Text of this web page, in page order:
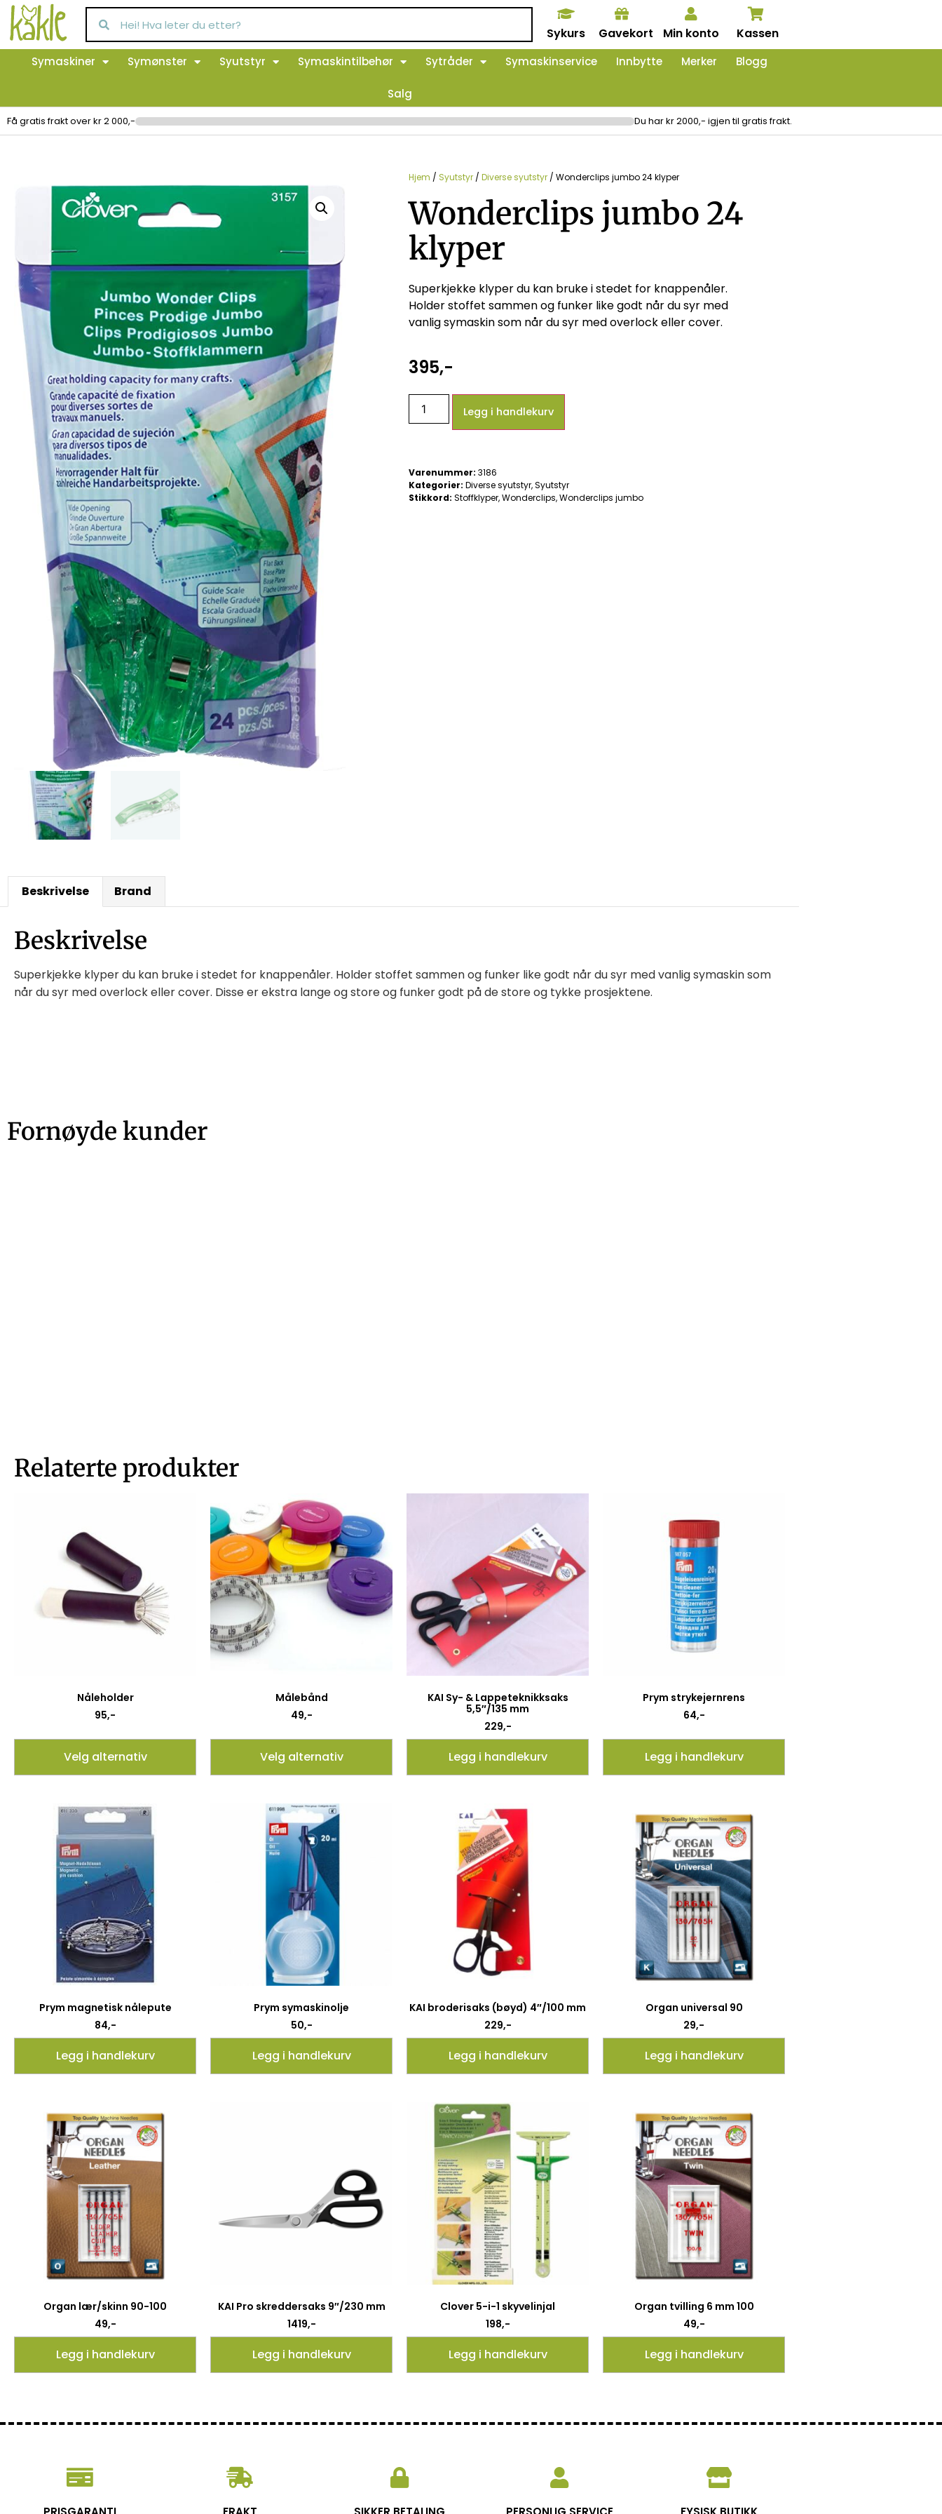
Sykurs Gavekort Min konto Kassen
Symaskiner Symønster Syutstyr Symaskintilbehør Sytråder Symaskinservice Innbytte Merker Blogg
Salg
Få gratis frakt over kr 2 000,- Du har kr 2000,- igjen til gratis frakt.
Hjem / Syutstyr / Diverse syutstyr / Wonderclips jumbo 24 klyper
Wonderclips jumbo 24
klyper
Superkjekke klyper du kan bruke i stedet for knappenåler.
Holder stoffet sammen og funker like godt når du syr med
vanlig symaskin som når du syr med overlock eller cover.
395,-
Legg i handlekurv
Varenummer: 3186
Kategorier: Diverse syutstyr,Syutstyr
Stikkord: Stoffklyper,Wonderclips,Wonderclips jumbo
Beskrivelse Brand
Beskrivelse
Superkjekke klyper du kan bruke i stedet for knappenåler. Holder stoffet sammen og funker like godt når du syr med vanlig symaskin som
når du syr med overlock eller cover. Disse er ekstra lange og store og funker godt på de store og tykke prosjektene.
Fornøyde kunder
Relaterte produkter
Nåleholder
95,-
Velg alternativ
Målebånd
49,-
Velg alternativ
KAI Sy- & Lappeteknikksaks
5,5″/135 mm
229,-
Legg i handlekurv
Prym strykejernrens
64,-
Legg i handlekurv
Prym magnetisk nålepute
84,-
Legg i handlekurv
Prym symaskinolje
50,-
Legg i handlekurv
KAI broderisaks (bøyd) 4″/100 mm
229,-
Legg i handlekurv
Organ universal 90
29,-
Legg i handlekurv
Organ lær/skinn 90-100
49,-
Legg i handlekurv
KAI Pro skreddersaks 9″/230 mm
1419,-
Legg i handlekurv
Clover 5-i-1 skyvelinjal
198,-
Legg i handlekurv
Organ tvilling 6 mm 100
49,-
Legg i handlekurv